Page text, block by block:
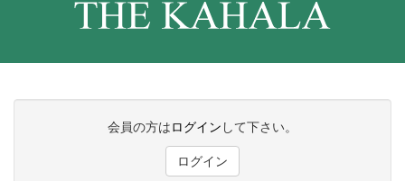
会員の方はログイン して下さい。
ログイン